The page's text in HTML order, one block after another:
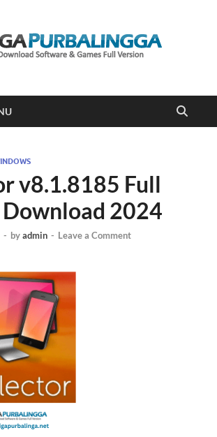
2023
v8.1.8185 Full
2024
- byadmin - Leave a Comment